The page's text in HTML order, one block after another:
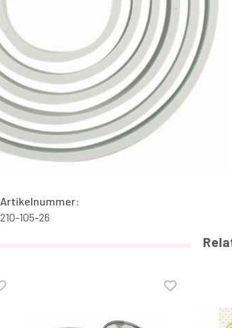
Artikelnummer:
210-105-26